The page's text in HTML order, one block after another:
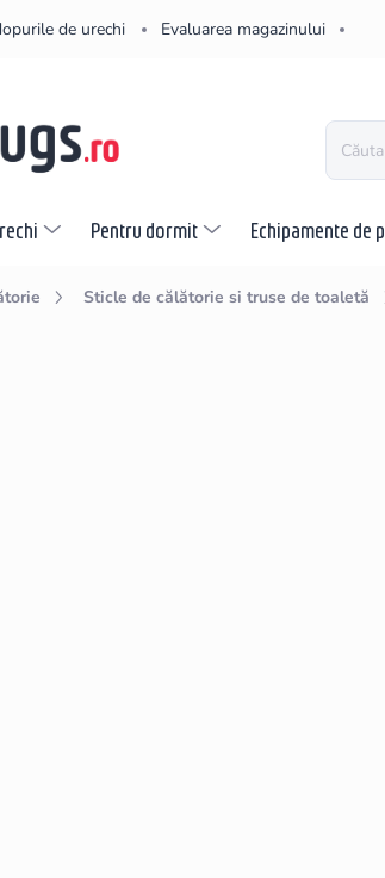
de urechi Evaluarea magazinului
Pentru dormit Echipamente de
Sticle de călătorie si truse de toaletă